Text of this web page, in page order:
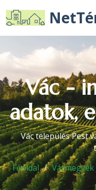
Vác -
adatok,
Vác település Pest
Főoldal
Vármegyék